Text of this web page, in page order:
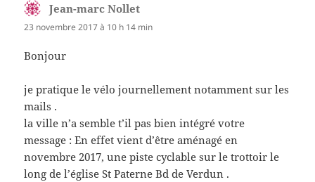
Jean-marc Nollet
23 novembre 2017 à 10 h 14 min
Bonjour
je pratique le vélo journellement notamment sur les
mails .
la ville n’a semble t’il pas bien intégré votre
message : En effet vient d’être aménagé en
novembre 2017, une piste cyclable sur le trottoir le
long de l’église St Paterne Bd de Verdun .